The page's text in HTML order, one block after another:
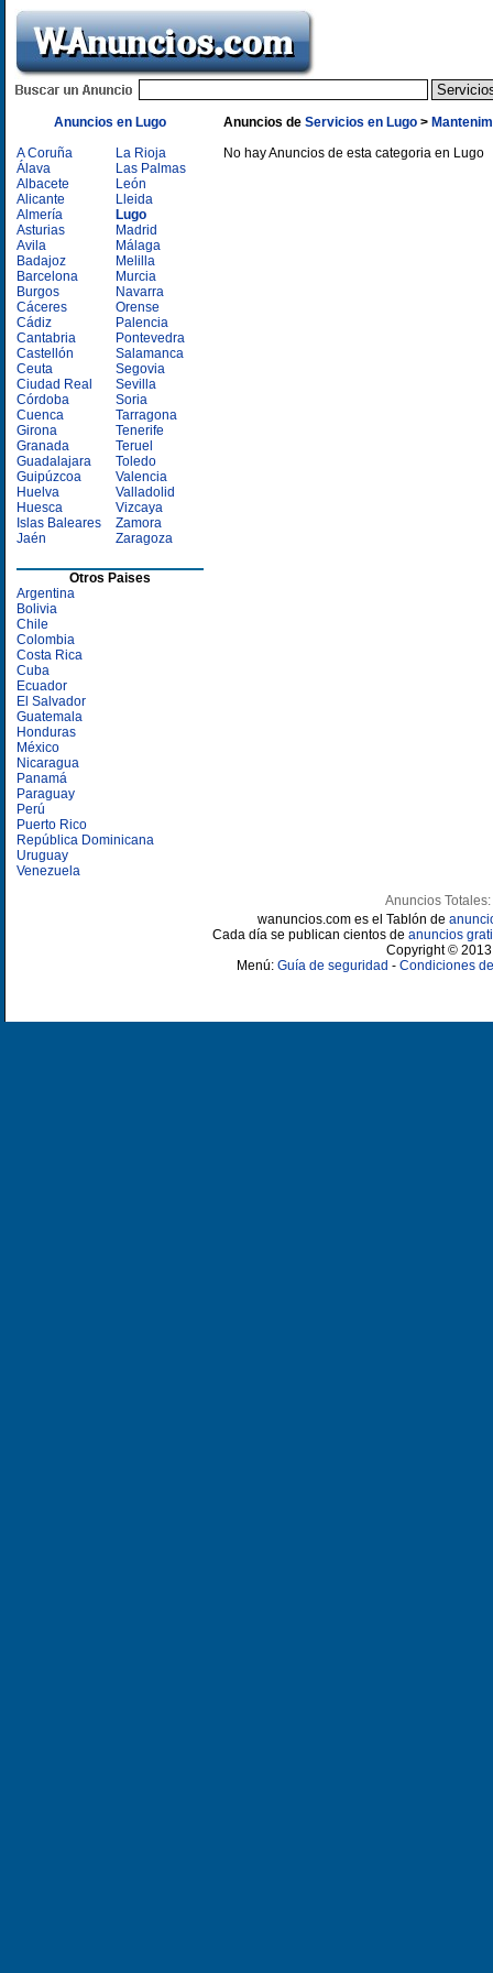
Anuncios en Lugo
A Coruña
Álava
Albacete
Alicante
Almería
Asturias
Avila
Badajoz
Barcelona
Burgos
Cáceres
Cádiz
Cantabria
Castellón
Ceuta
Ciudad Real
Córdoba
Cuenca
Girona
Granada
Guadalajara
Guipúzcoa
Huelva
Huesca
Islas Baleares
Jaén
La Rioja
Las Palmas
León
Lleida
Lugo
Madrid
Málaga
Melilla
Murcia
Navarra
Orense
Palencia
Pontevedra
Salamanca
Segovia
Sevilla
Soria
Tarragona
Tenerife
Teruel
Toledo
Valencia
Valladolid
Vizcaya
Zamora
Zaragoza
Otros Paises
Argentina
Bolivia
Chile
Colombia
Costa Rica
Cuba
Ecuador
El Salvador
Guatemala
Honduras
México
Nicaragua
Panamá
Paraguay
Perú
Puerto Rico
República Dominicana
Uruguay
Venezuela
Anuncios de Servicios en Lugo >
No hay Anuncios de esta categoria en Lugo
Anuncios Totales:
wanuncios.com es el Tablón de
Cada día se publican cientos de anuncios
Copyright ©
Menú: Guía de seguridad - Condiciones